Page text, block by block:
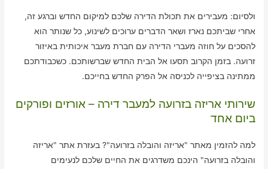
ולסיום: מעבירים את תכולת הדירה שלכם למיקום החדש וברגע זה,
אחרי שביתכם נארז ושאר הדברים ערוכים לשינוע, כל שנותר הוא
להסכים על חוזה מעברי הדירה עם חברת מעבר איכותית באיזור
זרועה. בזמן הקרוב תסעו אל הבית החדש שברשותכם. כשכבודתכם
ממתינה בציפייה לכניסה אל הפרק החדש בחייכם.
שירותי אריזה בזרועה למעבר דירה – אורזים ופורקים
ביום אחד
למה להזמין מאתר "אריזה והובלה בזרועה"? בעזרת אתר "אריזה
והובלה בזרועה" הינכם משדרגים את החיים שלכם לנעימים